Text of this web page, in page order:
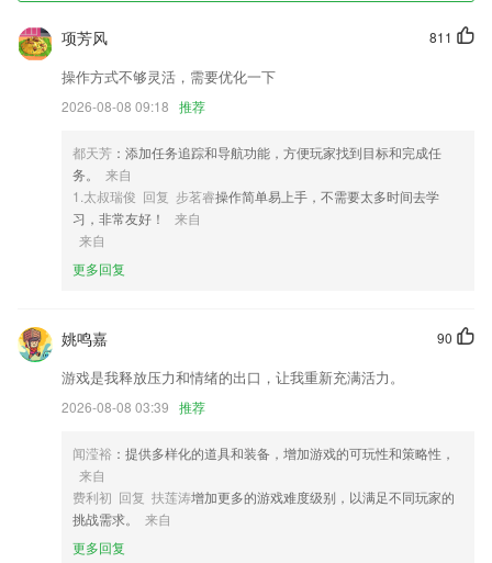
天天娱乐app下载安装2020软件特色
1,同城交友功能，罗山的百姓也可以上传自己的照片，进行到同城交友平
台里面找到自己喜欢的朋友。
2,【实用】肾病实用智能计算器：残余肾功能计算器、肌酐清除率计算
3,短信锁是一款用于保护您个人短信的轻量级软件。
4,提供乘车发票：平台对每位乘客出行的记录通过大数据保存在服务器，
2265乘客随时需要发票随时开。
5,精选测试题+错题收藏与学习+历次测试成绩曲线图，可以给孩子真正
轻松、有效、针对性的辅导训练，提高数学能力；
天天娱乐app下载安装2020软件优势
1.【3】支持收藏功能，一键收藏书本答案和考试试卷；
2.：多种信息安全保障 放心发布孩子信息。
3.可以设置自动浏览和自动发音，边听边学且操作简单方便，可以让您在
学习的过程中事半功倍
4.专注于互联网时代的学车新体验
5.学生可在我的课表中查看自己所在班级的课表
811
项芳风
操作方式不够灵活，需要优化一下
2026-08-08 09:18 推荐
都天芳 ：添加任务追踪和导航功能，方便玩家找到目标和完成任
务。
来自
1.太叔瑞俊 回复 步茗睿操作简单易上手，不需要太多时间去学
习，非常友好！
来自
来自
更多回复
90
姚鸣嘉
游戏是我释放压力和情绪的出口，让我重新充满活力。
2026-08-08 03:39 推荐
闻滢裕 ：提供多样化的道具和装备，增加游戏的可玩性和策略性，
来自
费利初 回复 扶莲涛增加更多的游戏难度级别，以满足不同玩家的
挑战需求。
来自
更多回复